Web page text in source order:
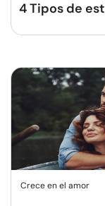
4 Tipos de
Crece en el amor